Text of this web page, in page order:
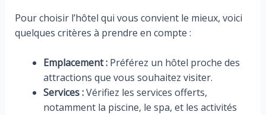
Pour choisir l’hôtel qui vous convient le mieux, voici
quelques critères à prendre en compte :
Emplacement :Préférez un hôtel proche des
attractions que vous souhaitez visiter.
Services :Vérifiez les services offerts,
notamment la piscine, le spa, et les activités